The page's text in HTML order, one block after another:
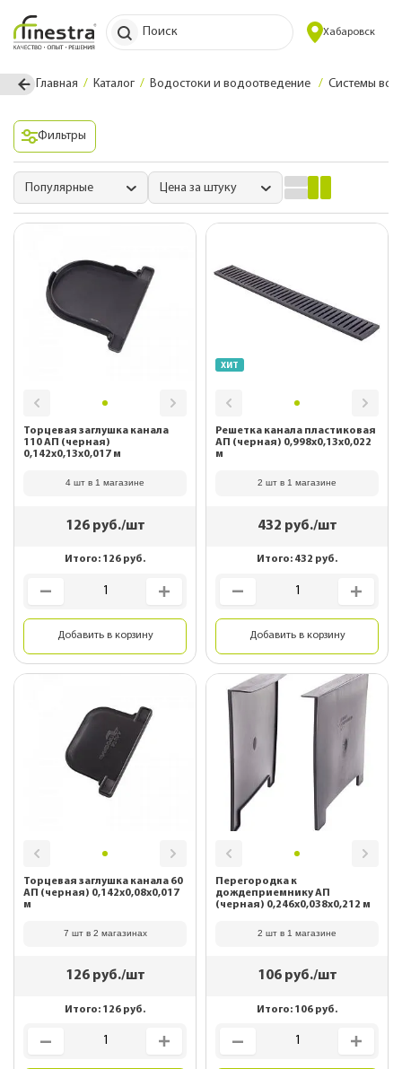
Поиск Хабаровск
Главная Каталог Водостоки и водоотведение Системы
Фильтры
Популярные Цена за штуку
Торцевая заглушка канала
110 АП (черная)
0,142х0,13х0,017 м
4 шт в 1 магазине
126руб./шт
Итого: 126 руб.
Добавить в корзину
ХИТ
Решетка канала пластиковая
АП (черная) 0,998х0,13х0,022
м
2 шт в 1 магазине
432 руб./шт
Итого: 432 руб.
Добавить в корзину
Торцевая заглушка канала 60
АП (черная) 0,142х0,08х0,017
м
7 шт в 2 магазинах
126руб./шт
Итого: 126 руб.
Перегородка к
дождеприемнику АП
(черная) 0,246х0,038х0,212 м
2 шт в 1 магазине
106руб./шт
Итого: 106 руб.